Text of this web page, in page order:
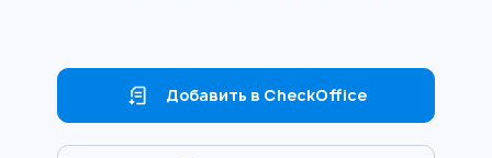
Добавить в CheckOffice